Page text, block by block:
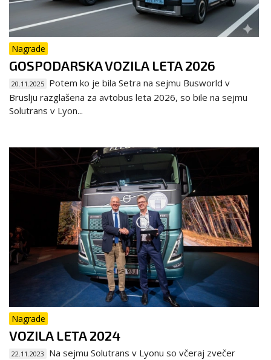
Nagrade
GOSPODARSKA VOZILA LETA 2026
20.11.2025 Potem ko je bila Setra na sejmu Busworld v
Bruslju razglašena za avtobus leta 2026, so bile na sejmu
Solutrans v Lyon...
Nagrade
VOZILA LETA 2024
22.11.2023
Na sejmu Solutrans v Lyonu so včeraj zvečer